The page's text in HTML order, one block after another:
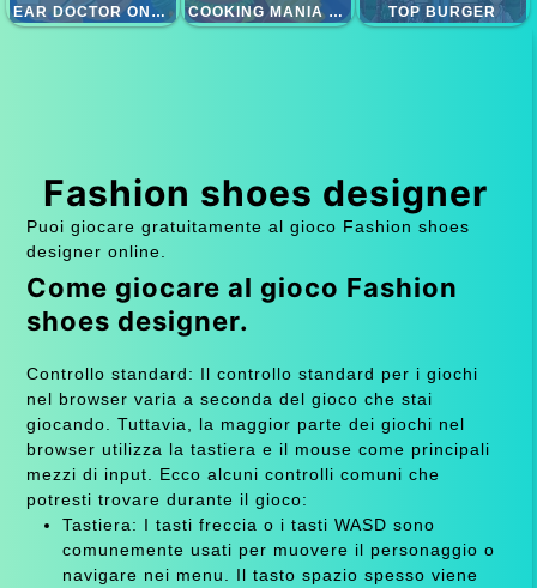
EAR DOCTOR ONLINE COOKING MANIA EXPRESS TOP BURGER
Fashion shoes designer
Puoi giocare gratuitamente al gioco Fashion shoes
designer online.
Come giocare al gioco Fashion
shoes designer.
Controllo standard: Il controllo standard per i giochi
nel browser varia a seconda del gioco che stai
giocando. Tuttavia, la maggior parte dei giochi nel
browser utilizza la tastiera e il mouse come principali
mezzi di input. Ecco alcuni controlli comuni che
potresti trovare durante il gioco:
Tastiera: I tasti freccia o i tasti WASD sono
comunemente usati per muovere il personaggio o
navigare nei menu. Il tasto spazio spesso viene